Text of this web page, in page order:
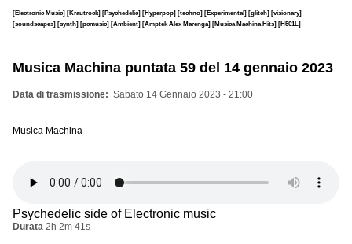
[Electronic Music] [Krautrock] [Psychedelic] [Hyperpop] [techno] [Experimental] [glitch] [visionary]
[soundscapes] [synth] [pcmusic] [Ambient] [Amptek Alex Marenga] [Musica Machina Hits] [H501L]
Musica Machina puntata 59 del 14 gennaio 2023
Data di trasmissione Sabato 14 Gennaio 2023 - 21:00
Musica Machina
Psychedelic side of Electronic music
Durata 2h 2m 41s